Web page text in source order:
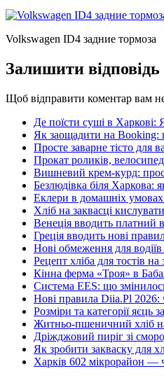
Volkswagen ID4 задние тормоза
Залишити відповідь
Щоб відправити коментар вам
Де поїсти суші в Харкові:
Як заощадити на Booking:
Просте заварне тісто для
Прокат роликів,
Вишневий крем-курд:
Безлюдівка біля Харкова:
Еклери в домашніх
Хліб на заквасці
Венеція вводить платний
Греція вводить нові
Нові обмеження для
Рецепт хліба для тостів
Кінна ферма «Троя» в
Система EES: що
Нові правила Diia.Pl 2026:
Розміри та категорії
Житньо-пшеничний хліб
Дріжджовий пиріг зі
Як зробити закваску для
Харків 602 мікрорайон —